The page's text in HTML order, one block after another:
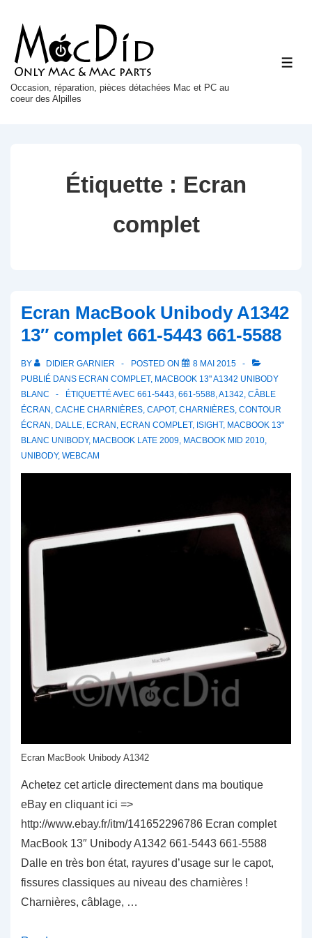
passer
contenu
principal
Occasion, réparation, pièces détachées Mac et PC au
coeur des Alpilles
Étiquette : Ecran
complet
Ecran MacBook Unibody A1342
13″ complet 661-5443 661-5588
BY DIDIER GARNIER POSTED ON
8 MAI 2015
PUBLIÉ DANS ECRAN COMPLET, MACBOOK 13" A1342 UNIBODY
BLANC
ÉTIQUETTÉ AVEC 661-5443, 661-5588,A1342, CÂBLE
ÉCRAN , CACHE CHARNIÈRES, CAPOT, CHARNIÈRES, CONTOUR
ÉCRAN , DALLE, ECRAN , ECRAN COMPLET, ISIGHT, MACBOOK 13"
BLANC UNIBODY, MACBOOK LATE 2009, MACBOOK MID 2010,
UNIBODY, WEBCAM
Ecran MacBook Unibody A1342
Achetez cet article directement dans ma boutique
eBay en cliquant ici =>
http://www.ebay.fr/itm/141652296786 Ecran complet
MacBook 13″ Unibody A1342 661-5443 661-5588
Dalle en très bon état, rayures d’usage sur le capot,
fissures classiques au niveau des charnières !
Charnières, câblage, …